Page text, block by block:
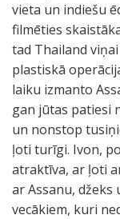
vieta un indiešu
filmēties
tad Thailand
plastiskā
laiku izmanto
gan jūtas patiesi
un nonstop
ļoti turīgi. Ivon,
atraktīva, ar ļoti
ar Assanu, džeks
vecākiem, kuri